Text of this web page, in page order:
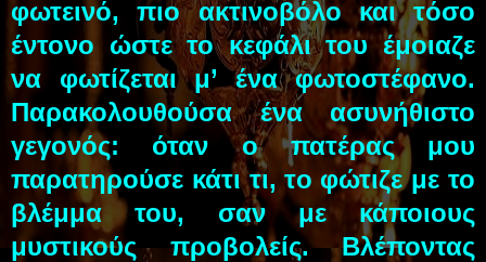
φωτεινό, πιο ακτινοβόλο και τόσο
έντονο ώστε το κεφάλι του έμοιαζε
να φωτίζεται μ’ ένα φωτοστέφανο.
Παρακολουθούσα ένα ασυνήθιστο
γεγονός: όταν ο πατέρας μου
παρατηρούσε κάτι τι, το φώτιζε με το
βλέμμα του, σαν με κάποιους
μυστικούς προβολείς. Βλέποντας